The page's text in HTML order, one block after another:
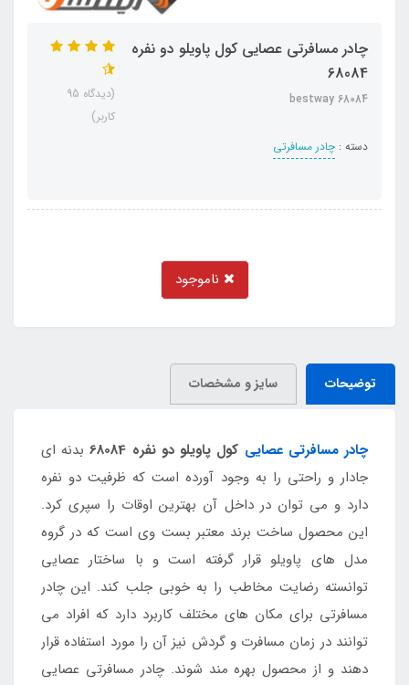
چادر مسافرتی عصایی کول پاویلو دو نفره
68084
bestway 68084
دسته : چادر مسافرتی
(دیدگاه 95
کاربر)
ناموجود
توضیحات سایز و مشخصات
چادر مسافرتی عصایی کول پاویلو دو نفره 68084
بدنه ای
جادار و راحتی را به وجود آورده است که ظرفیت دو نفره
دارد و می توان در داخل آن بهترین اوقات را سپری کرد.
این محصول ساخت برند معتبر بست وی است که در گروه
مدل های پاویلو قرار گرفته است و با ساختار عصایی
توانسته رضایت مخاطب را به خوبی جلب کند. این چادر
مسافرتی برای مکان های مختلف کاربرد دارد که افراد می
توانند در زمان مسافرت و گردش نیز آن را مورد استفاده قرار
دهند و از محصول بهره مند شوند. چادر مسافرتی عصایی